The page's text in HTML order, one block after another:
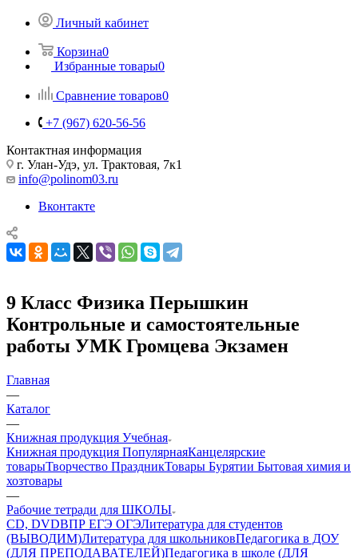
Личный кабинет
Корзина0
Избранные товары0
Сравнение товаров0
+7 (967) 620-56-56
Контактная информация
г. Улан-Удэ, ул. Трактовая, 7к1
info@polinom03.ru
Вконтакте
9 Класс Физика Перышкин
Контрольные и самостоятельные
работы УМК Громцева Экзамен
Главная
—
Каталог
—
Книжная продукция Учебная
Книжная продукция ПопулярнаяКанцелярские
товарыТворчество ПраздникТовары Бурятии Бытовая химия и
хозтовары
—
Рабочие тетради для ШКОЛЫ
CD, DVDВПР ЕГЭ ОГЭЛитература для студентов
(ВЫВОДИМ)Литература для школьниковПедагогика в ДОУ
(ДЛЯ ПРЕПОДАВАТЕЛЕЙ)Педагогика в школе (ДЛЯ